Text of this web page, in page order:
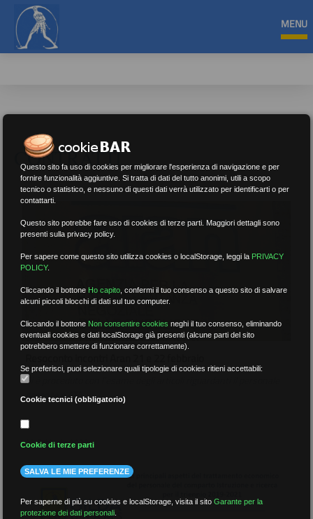
MENU
CONTRATTI
Si è proceduto con l’esame degli articoli riguardanti il personale
docente e ATA
22 Febbraio 2023
Questo sito fa uso di cookies per migliorare l'esperienza di navigazione e per
fornire funzionalità aggiuntive. Si tratta di dati del tutto anonimi, utili a scopo
tecnico o statistico, e nessuno di questi dati verrà utilizzato per identificarti o per
contattarti.
Questo sito potrebbe fare uso di cookies di terze parti. Maggiori dettagli sono
presenti sulla privacy policy.
Per sapere come questo sito utilizza cookies o localStorage, leggi la PRIVACY
POLICY.
Cliccando il bottone Ho capito ,confermi il tuo consenso a questo sito di salvare
alcuni piccoli blocchi di dati sul tuo computer.
Cliccando il bottone Non consentire cookies neghi il tuo consenso, eliminando
eventuali cookies e dati localStorage già presenti (alcune parti del sito
potrebbero smettere di funzionare correttamente).
Se preferisci, puoi selezionare quali tipologie di cookies ritieni accettabili:
Cookie tecnici (obbligatorio)
Cookie di terze parti
SALVA LE MIE PREFERENZE
Per saperne di più su cookies e localStorage, visita il sitoGarante per la
protezione dei dati personali